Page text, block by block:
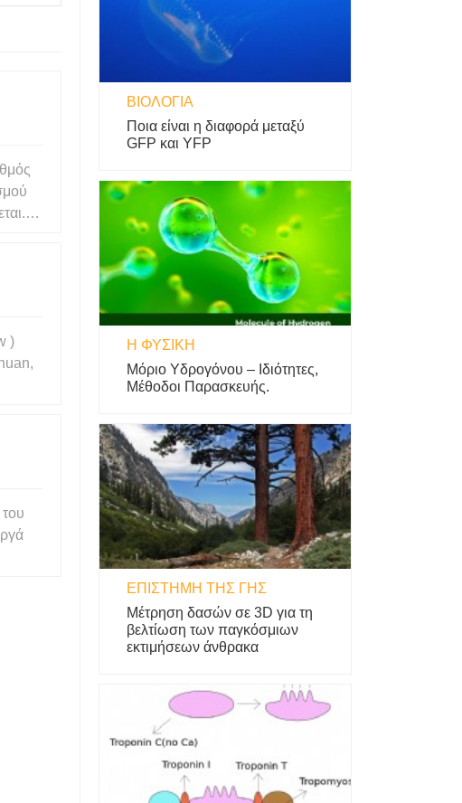
)
ΒΙΟΛΟΓΊΑ
Ποια είναι η διαφορά μεταξύ
GFP και YFP
Η ΦΥΣΙΚΗ
Μόριο Υδρογόνου – Ιδιότητες,
Μέθοδοι Παρασκευής.
ΕΠΙΣΤΉΜΗ ΤΗΣ ΓΗΣ
Μέτρηση δασών σε 3D για τη
βελτίωση των παγκόσμιων
εκτιμήσεων άνθρακα